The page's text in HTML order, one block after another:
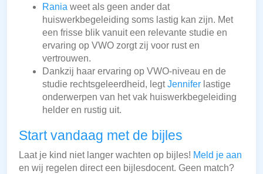
Rania weet als geen ander dat
huiswerkbegeleiding soms lastig kan zijn. Met
een frisse blik vanuit een relevante studie en
ervaring op VWO zorgt zij voor rust en
vertrouwen.
Dankzij haar ervaring op VWO-niveau en de
studie rechtsgeleerdheid, legtJennifer lastige
onderwerpen van het vak huiswerkbegeleiding
helder en rustig uit.
Start vandaag met de bijles
Laat je kind niet langer wachten op bijles! Meld je aan
en wij regelen direct een bijlesdocent. Geen match?